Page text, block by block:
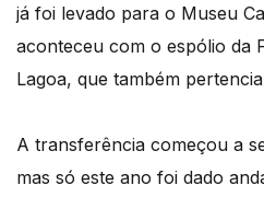
já foi levado para o Museu
aconteceu com o espólio da
Lagoa, que também
A transferência começou a
mas só este ano foi dado